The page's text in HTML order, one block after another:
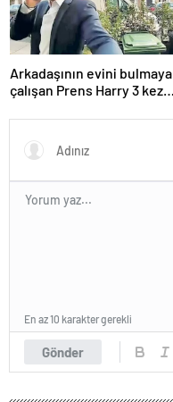
Arkadaşının evini bulmaya
çalışan Prens Harry 3 kez
Gönder
En az 10 karakter gerekli